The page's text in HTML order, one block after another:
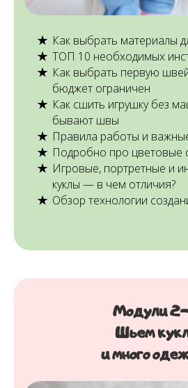
Как выбрать материалы
ТОП 10 необходимых
Как выбрать первую
бюджет ограничен
Как сшить игрушку без
бывают швы
Правила работы и
Подробно про цветовые
Игровые, портретные и
куклы — в чем отличия?
Обзор технологии
Модули
Шьем
и много